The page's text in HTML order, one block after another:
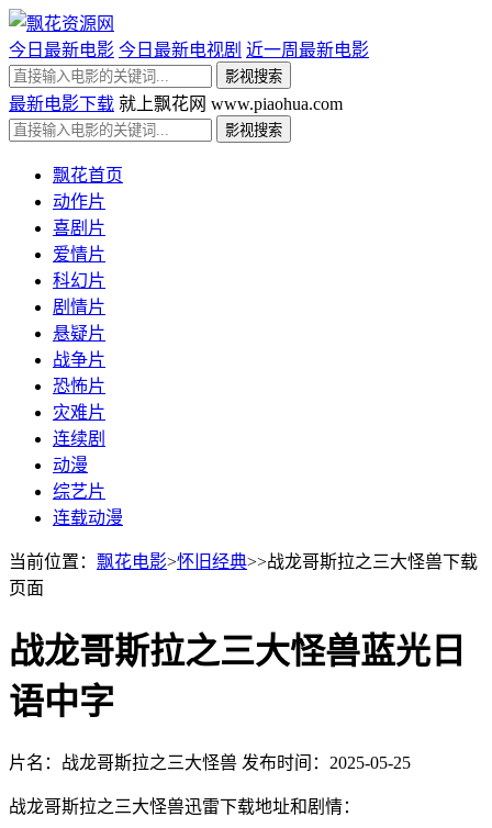
今日最新电影 今日最新电视剧 近一周最新电影
最新电影下载 就上飘花网 www.piaohua.com
飘花首页
动作片
喜剧片
爱情片
科幻片
剧情片
悬疑片
战争片
恐怖片
灾难片
连续剧
动漫
综艺片
连载动漫
当前位置： 飘花电影>怀旧经典>>战龙哥斯拉之三大怪兽下载
页面
战龙哥斯拉之三大怪兽蓝光日
语中字
片名：战龙哥斯拉之三大怪兽 发布时间：2025-05-25
战龙哥斯拉之三大怪兽迅雷下载地址和剧情：